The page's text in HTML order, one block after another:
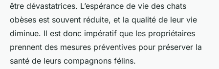
être dévastatrices. L’espérance de vie des chats
obèses est souvent réduite, et la qualité de leur vie
diminue. Il est donc impératif que les propriétaires
prennent des mesures préventives pour préserver la
santé de leurs compagnons félins.